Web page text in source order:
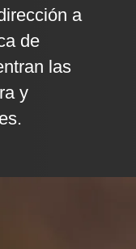
a
de
las
y